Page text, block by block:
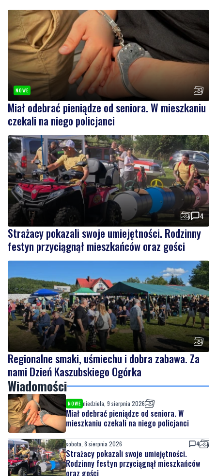
NOWE
Miał odebrać pieniądze od seniora. W mieszkaniu
czekali na niego policjanci
4
Strażacy pokazali swoje umiejętności. Rodzinny
festyn przyciągnął mieszkańców oraz gości
Regionalne smaki, uśmiechu i dobra zabawa. Za
nami Dzień Kaszubskiego Ogórka
Wiadomości
NOWE niedziela, 9 sierpnia 2026
Miał odebrać pieniądze od seniora. W
mieszkaniu czekali na niego policjanci
sobota, 8 sierpnia 2026 4
Strażacy pokazali swoje umiejętności.
Rodzinny festyn przyciągnął mieszkańców
oraz gości